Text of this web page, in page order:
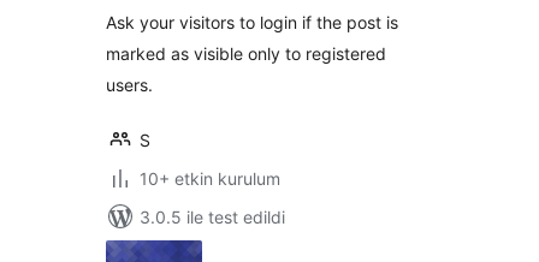
Ask your visitors to login if the post is
marked as visible only to registered
users.
S
10+ etkin kurulum
3.0.5 ile test edildi